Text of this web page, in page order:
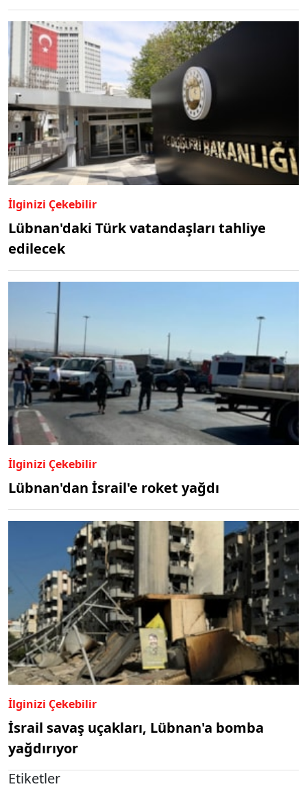
İlginizi Çekebilir
Lübnan'daki Türk vatandaşları tahliye
edilecek
İlginizi Çekebilir
Lübnan'dan İsrail'e roket yağdı
İlginizi Çekebilir
İsrail savaş uçakları, Lübnan'a bomba
yağdırıyor
Etiketler